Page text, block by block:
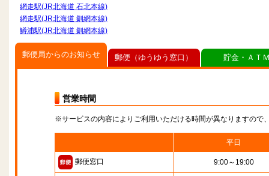
網走駅(JR北海道 石北本線)
網走駅(JR北海道 釧網本線)
鱒浦駅(JR北海道 釧網本線)
郵便局からのお知らせ
営業時間
※サービスの内容によりご利用いただける時間が異なりますので
平日
郵便窓口 9:00～19:00
郵便（ゆうゆう窓口） 貯金・ＡＴ